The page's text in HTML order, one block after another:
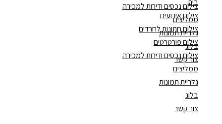
צילום נכסים ודירות למכירה
ממליצים
גלריית תמונות
בלוג
צור קשר
בית
צילום אירועים
צילום חתונות לחרדים
צילום פורטרטים
צילום נכסים ודירות למכירה
ממליצים
גלריית תמונות
בלוג
צור קשר